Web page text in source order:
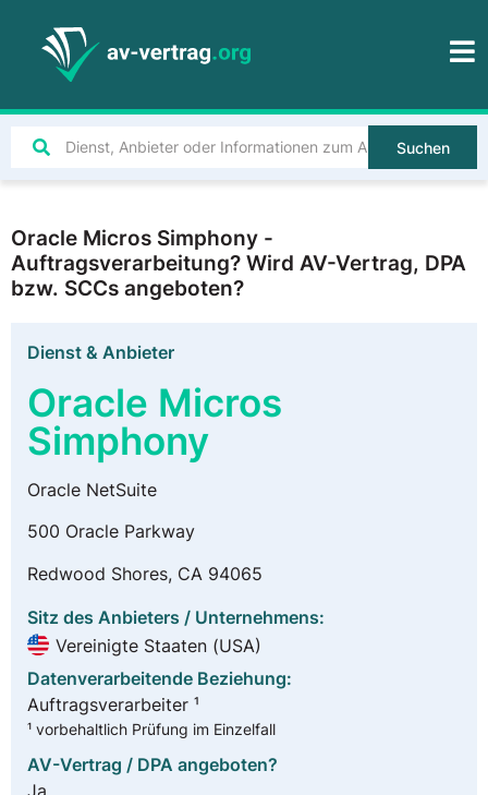
Suchen
Oracle Micros Simphony -
Auftragsverarbeitung? Wird AV-Vertrag, DPA
bzw. SCCs angeboten?
Dienst & Anbieter
Oracle Micros
Simphony
Oracle NetSuite
500 Oracle Parkway
Redwood Shores, CA 94065
Sitz des Anbieters / Unternehmens:
Vereinigte Staaten (USA)
Datenverarbeitende Beziehung:
Auftragsverarbeiter ¹
¹ vorbehaltlich Prüfung im Einzelfall
AV-Vertrag / DPA angeboten?